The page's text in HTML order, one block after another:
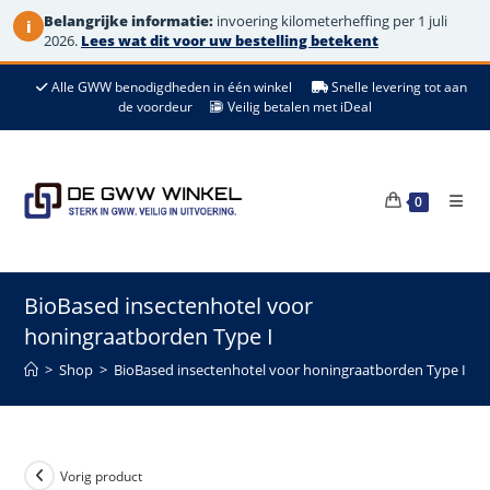
i Belangrijke informatie: invoering kilometerheffing per 1 juli
2026. Lees wat dit voor uw bestelling betekent
de
Alle GWW benodigdheden in één winkel
Snelle levering tot aan
de voordeur
Veilig betalen met iDeal
0
BioBased insectenhotel voor
honingraatborden Type I
> Shop > BioBased insectenhotel voor honingraatborden Type I
Vorig product